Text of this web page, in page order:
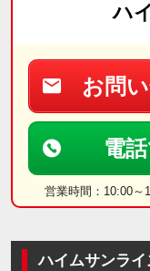
ハ
お問
電
営業時間：10:00～
ハイムサンラ